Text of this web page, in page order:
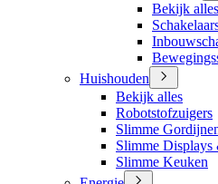
Bekijk alles
Huishouden
Bekijk alles
Robotstofzuigers
Slimme
Slimme Displays
Slimme Keuken